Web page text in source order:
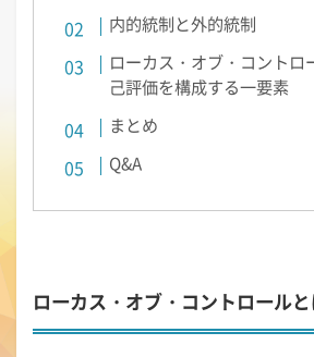
内的統制と外的統制
ローカス・オブ・コントロ
己評価を構成する一要素
まとめ
Q&A
ローカス・オブ・コントロール